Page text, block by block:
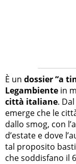
È un dossier “a
Legambiente in
città italiane.
emerge che le
dallo smog, con
d’estate e dove
tal proposito
che soddisfano il